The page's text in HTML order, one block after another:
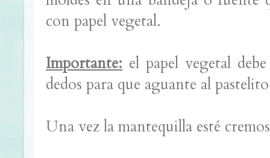
con papel vegetal.
Importante: el papel vegetal
dedos para que aguante al
Una vez la mantequilla esté